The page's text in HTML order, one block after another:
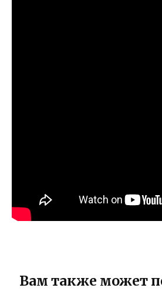
Вам также может